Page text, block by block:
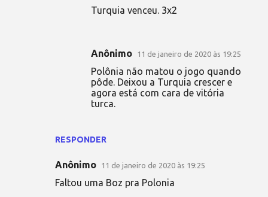
RESPONDER
Turquia venceu. 3x2
Anônimo 11 de janeiro de 2020 às 19:25
Polônia não matou o jogo quando
pôde. Deixou a Turquia crescer e
agora está com cara de vitória
turca.
Anônimo 11 de janeiro de 2020 às 19:25
Faltou uma Boz pra Polonia